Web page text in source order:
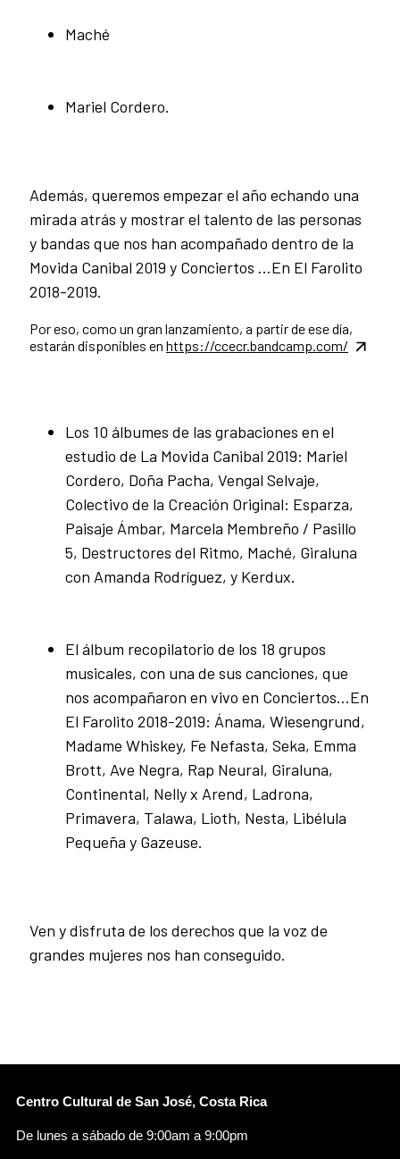
Maché
Mariel Cordero.
Además, queremos empezar el año echando una
mirada atrás y mostrar el talento de las personas
y bandas que nos han acompañado dentro de la
Movida Canibal 2019 y Conciertos …En El Farolito
2018-2019.
Por eso, como un gran lanzamiento, a partir de ese día,
estarán disponibles en https://ccecr.bandcamp.com/
Los 10 álbumes de las grabaciones en el
estudio de La Movida Canibal 2019: Mariel
Cordero, Doña Pacha, Vengal Selvaje,
Colectivo de la Creación Original: Esparza,
Paisaje Ámbar, Marcela Membreño / Pasillo
5, Destructores del Ritmo, Maché, Giraluna
con Amanda Rodríguez, y Kerdux.
El álbum recopilatorio de los 18 grupos
musicales, con una de sus canciones, que
nos acompañaron en vivo en Conciertos…En
El Farolito 2018-2019: Ánama, Wiesengrund,
Madame Whiskey, Fe Nefasta, Seka, Emma
Brott, Ave Negra, Rap Neural, Giraluna,
Continental, Nelly x Arend, Ladrona,
Primavera, Talawa, Lioth, Nesta, Libélula
Pequeña y Gazeuse.
Ven y disfruta de los derechos que la voz de
grandes mujeres nos han conseguido.
Centro Cultural de San José, Costa Rica
De lunes a sábado de 9:00am a 9:00pm